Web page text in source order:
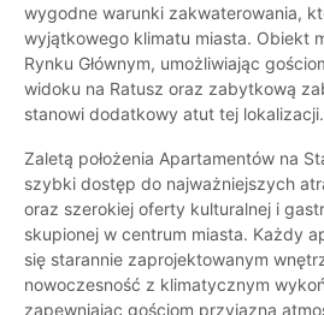
wygodne warunki zakwaterowania,
wyjątkowego klimatu miasta. Obiekt
Rynku Głównym, umożliwiając
widoku na Ratusz oraz zabytkową
stanowi dodatkowy atut tej lokalizacji.
Zaletą położenia Apartamentów na
szybki dostęp do najważniejszych
oraz szerokiej oferty kulturalnej i
skupionej w centrum miasta. Każdy
się starannie zaprojektowanym
nowoczesność z klimatycznym
zapewniając gościom przyjazną